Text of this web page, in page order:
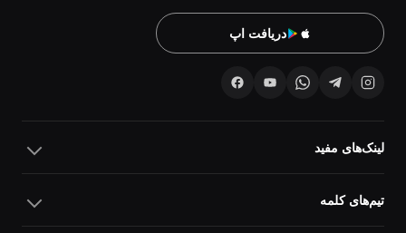
دریافت اپ
لینک‌های مفید
تیم‌های کلمه